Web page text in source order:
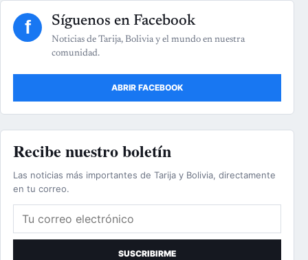
f Síguenos en Facebook
Noticias de Tarija, Bolivia y el mundo en nuestra
comunidad.
ABRIR FACEBOOK
Recibe nuestro boletín
Las noticias más importantes de Tarija y Bolivia, directamente
en tu correo.
Correo electrónico
SUSCRIBIRME